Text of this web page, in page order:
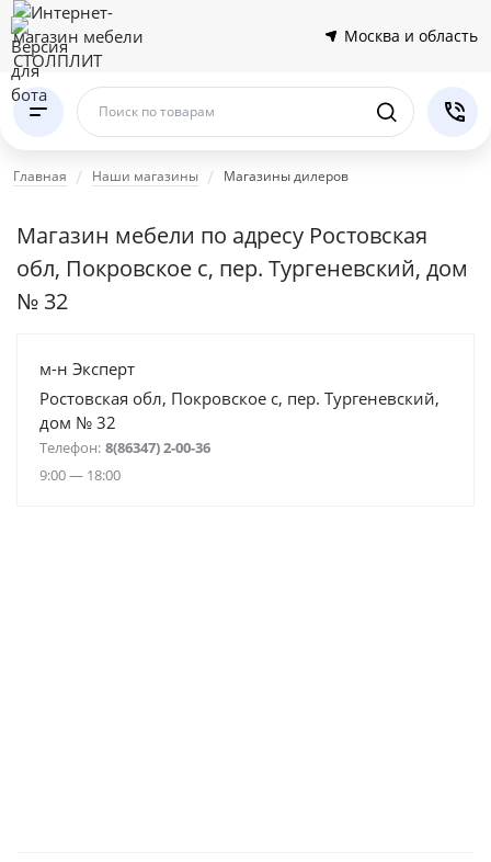
Москва и область
Поиск по товарам
Главная Наши магазины Магазины дилеров
Магазин мебели по адресу Ростовская
обл, Покровское с, пер. Тургеневский, дом
№ 32
м-н Эксперт
Ростовская обл, Покровское с, пер. Тургеневский,
дом № 32
Телефон: 8(86347) 2-00-36
9:00 — 18:00